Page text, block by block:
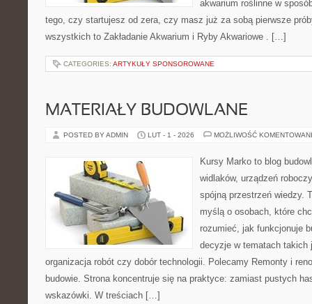
akwarium roślinne w
tego, czy startujesz od zera, czy masz już za sobą pierwsze
wszystkich to Zakładanie Akwarium i Ryby Akwariowe . […]
CATEGORIES: ARTYKUŁY SPONSOROWANE
MATERIAŁY BUDOWLANE
POSTED BY ADMIN LUT - 1 - 2026 MOŻLIWOŚĆ
Kursy Marko to blog
widlaków, urządzeń
spójną przestrzeń wiedzy.
myślą o osobach, które
rozumieć, jak funkcjonuje
decyzje w tematach takich
organizacja robót czy dobór technologii. Polecamy Remonty i
budowie. Strona koncentruje się na praktyce: zamiast pustych
wskazówki. W treściach […]